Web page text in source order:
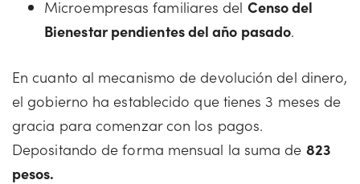
Microempresas familiares del Censo del
Bienestar pendientes del año pasado.
En cuanto al mecanismo de devolución del dinero,
el gobierno ha establecido que tienes 3 meses de
gracia para comenzar con los pagos.
Depositando de forma mensual la suma de 823
pesos.